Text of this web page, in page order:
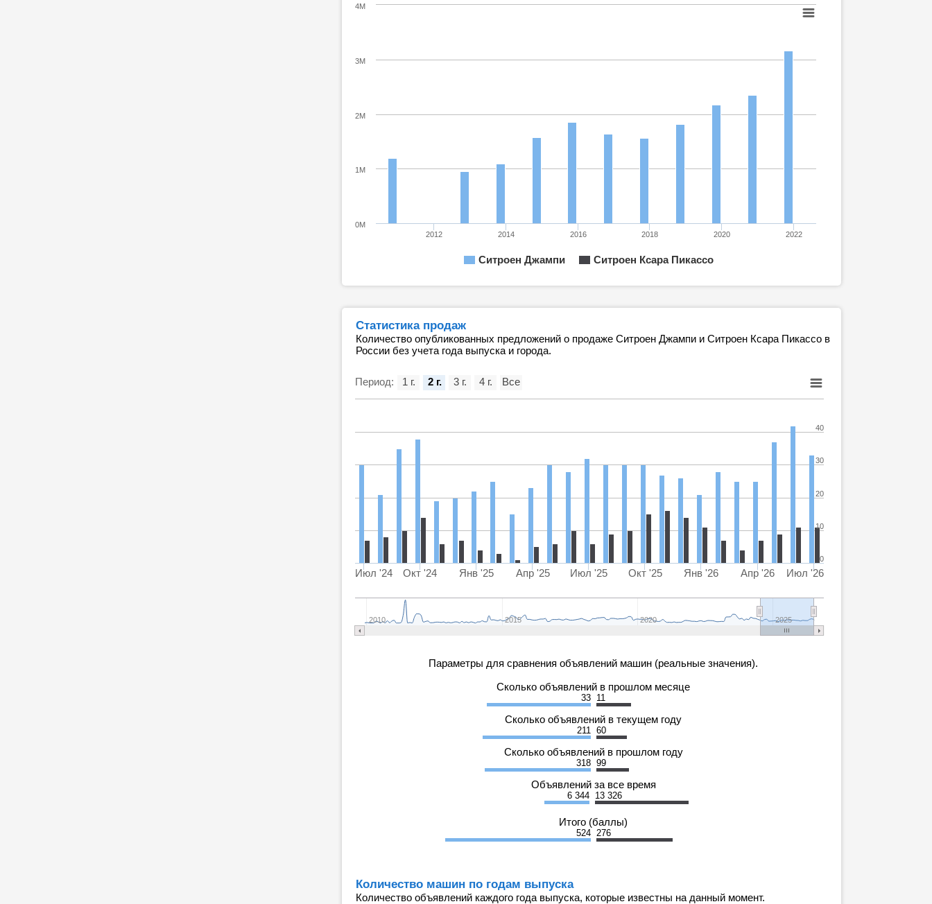
Ситроен Джампи Ситроен Ксара Пикассо
2012 2014 2016 2018 2020 2022
0M
1M
2M
3M
4M
Статистика продаж
Количество опубликованных предложений о продаже Ситроен Джампи и Ситроен Ксара Пикассо в
России без учета года выпуска и города.
Период:
Июл '24 Окт '24 Янв '25 Апр '25 Июл '25 Окт '25 Янв '26 Апр '26 Июл '26
2010 2015 2020 2025
0
10
20
30
40
1 г. 2 г. 3 г. 4 г. Все
Параметры для сравнения объявлений машин (реальные значения).
Сколько объявлений в прошлом месяце
33 11
Сколько объявлений в текущем году
211 60
Сколько объявлений в прошлом году
318 99
Объявлений за все время
6 344 13 326
Итого (баллы)
524 276
Количество машин по годам выпуска
Количество объявлений каждого года выпуска, которые известны на данный момент.